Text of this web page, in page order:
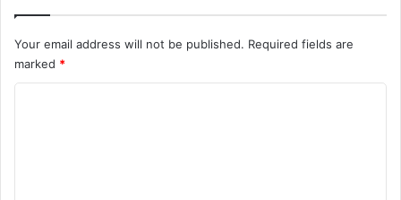
Your email address will not be published. Required fields are
marked *